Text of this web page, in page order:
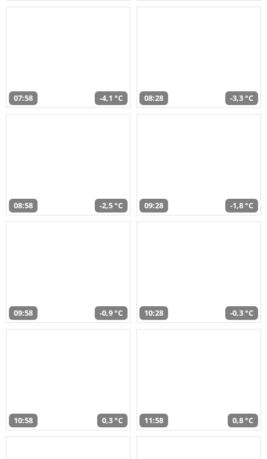
07:58 -4,1 °C 08:28 -3,3 °C
08:58 -2,5 °C 09:28 -1,8 °C
09:58 -0,9 °C 10:28 -0,3 °C
10:58 0,3 °C 11:58 0,8 °C